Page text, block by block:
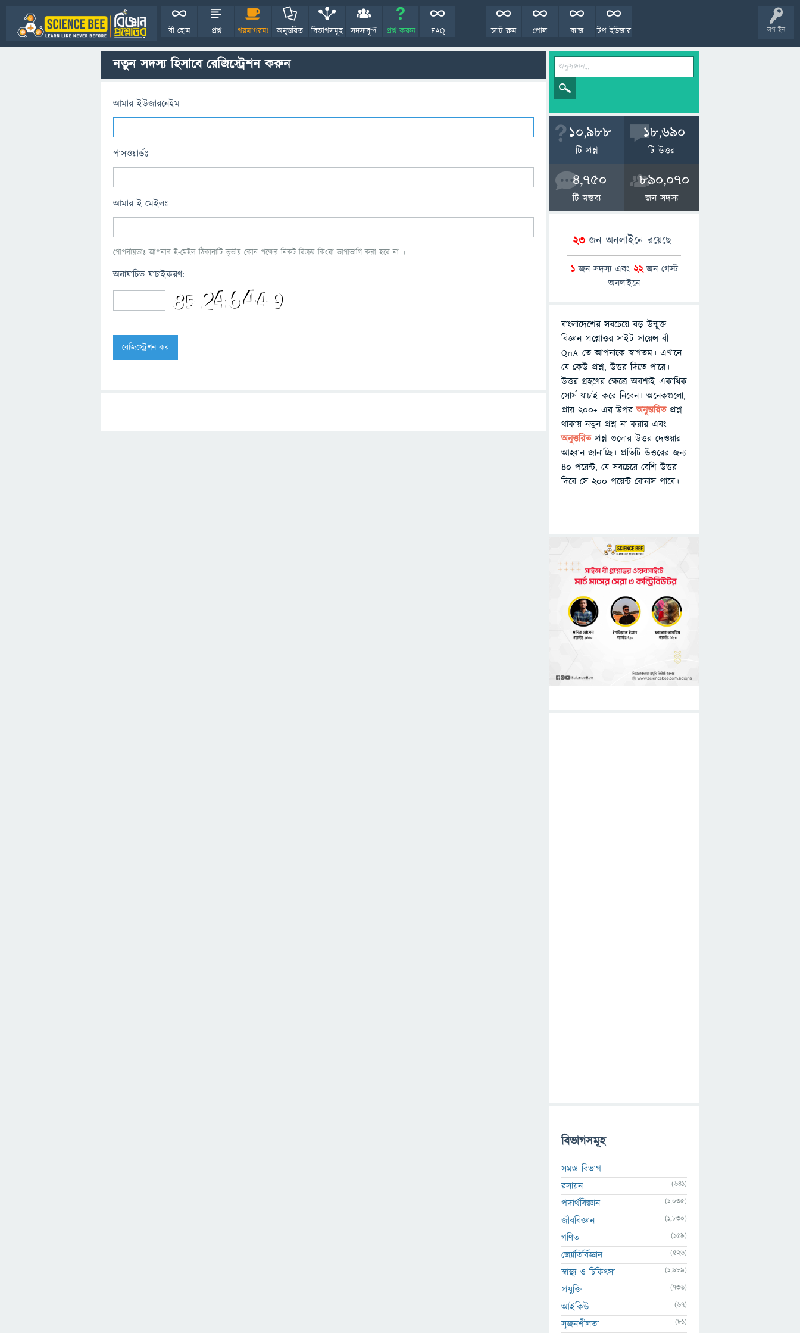
লগ ইন
বী হোম প্রশ্ন গরমাগরম! অনুত্তরিত বিভাগসমূহ সদস্যবৃন্দ প্রশ্ন করুন FAQ টপ ইউজার
ব্যাজ
পোল
চ্যাট রুম
নতুন সদস্য হিসাবে রেজিস্ট্রেশন করুন
আমার ইউজারনেইম
পাসওয়ার্ডঃ
আমার ই-মেইলঃ
গোপনীয়তাঃ আপনার ই-মেইল ঠিকানাটি তৃতীয় কোন পক্ষের নিকট বিক্রয় কিংবা ভাগাভাগি করা হবে না ।
অনাযাচিত যাচাইকরণ:
10,988
টি প্রশ্ন
18,690
টি উত্তর
4,750
টি মন্তব্য
890,070
জন সদস্য
23জন অনলাইনে রয়েছে
1জন সদস্য এবং 22জন গেস্ট
অনলাইনে
বাংলাদেশের সবচেয়ে বড় উন্মুক্ত
বিজ্ঞান প্রশ্নোত্তর সাইট সায়েন্স বী
QnA তে আপনাকে স্বাগতম। এখানে
যে কেউ প্রশ্ন, উত্তর দিতে পারে।
উত্তর গ্রহণের ক্ষেত্রে অবশ্যই একাধিক
সোর্স যাচাই করে নিবেন। অনেকগুলো,
প্রায় ২০০+ এর উপরঅনুত্তরিতপ্রশ্ন
থাকায় নতুন প্রশ্ন না করার এবং
অনুত্তরিত প্রশ্ন গুলোর উত্তর দেওয়ার
আহ্বান জানাচ্ছি। প্রতিটি উত্তরের জন্য
৪০ পয়েন্ট, যে সবচেয়ে বেশি উত্তর
দিবে সে ২০০ পয়েন্ট বোনাস পাবে।
বিভাগসমূহ
সমস্ত বিভাগ
রসায়ন
(641)
পদার্থবিজ্ঞান (1,035)
জীববিজ্ঞান (1,830)
গণিত (159)
জ্যোতির্বিজ্ঞান (526)
স্বাস্থ্য ও চিকিৎসা (1,989)
প্রযুক্তি (736)
আইকিউ (67)
সৃজনশীলতা (81)